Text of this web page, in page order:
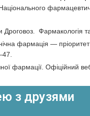
Дроговоз. Фармакологія
фармація —
фармації. Офіційний
з друзями